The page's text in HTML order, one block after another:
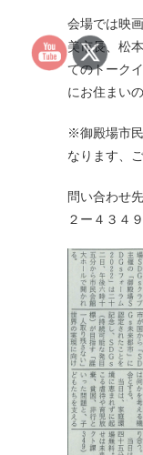
会場では映
美市長、松
てのトーク
にお住まい
※御殿場市
なります、
問い合わせ
２ー４３４９